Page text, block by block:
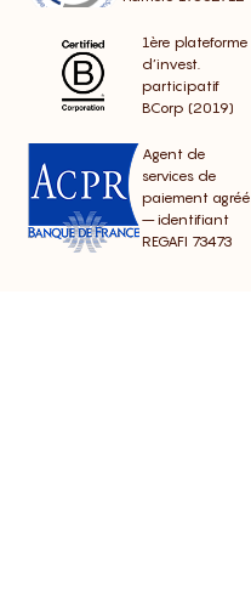
1ère plateforme
d’invest.
participatif
BCorp (2019)
Agent de
services de
paiement agréé
– identifiant
REGAFI 73473